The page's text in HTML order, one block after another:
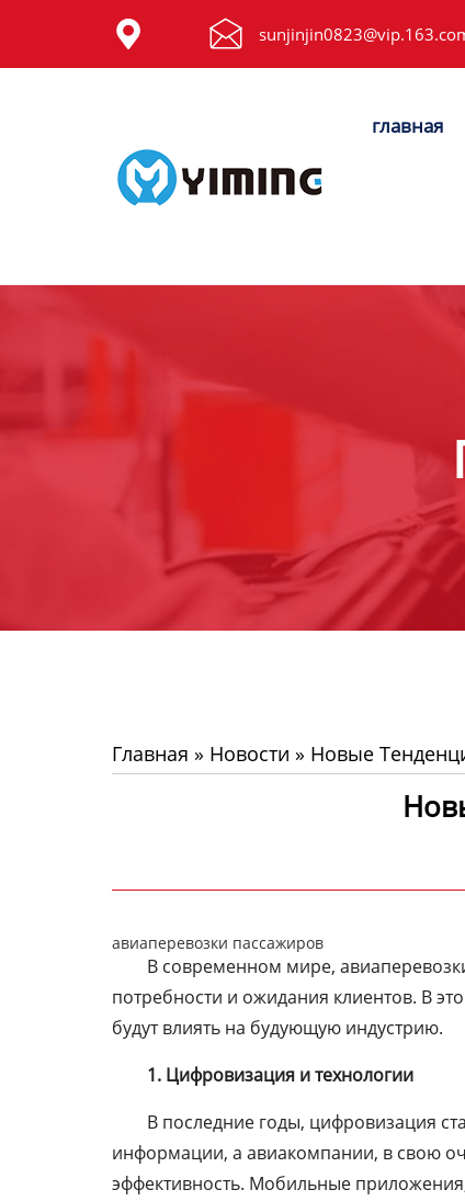
 
главная
Главная » Новости » Новые
авиаперевозки пассажиров
В современном мире,
потребности и ожидания клиентов. В
будут влиять на будующую индустрию.
1. Цифровизация и технологии
В последние годы, цифровизация
информации, а авиакомпании, в свою
эффективность. Мобильные